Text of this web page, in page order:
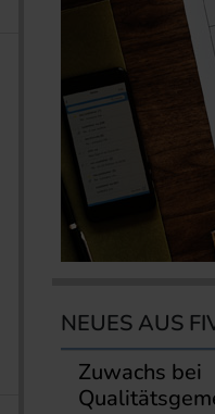
NEUES AUS
Zuwachs bei